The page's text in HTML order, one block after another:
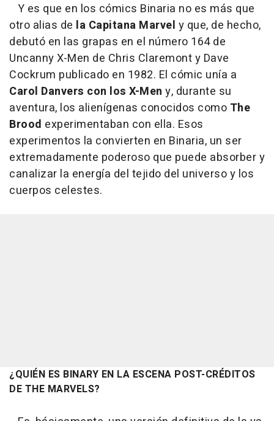
Y es que en los cómics Binaria no es más que
otro alias de la Capitana Marvel y que, de hecho,
debutó en las grapas en el número 164 de
Uncanny X-Men de Chris Claremont y Dave
Cockrum publicado en 1982. El cómic unía a
Carol Danvers con los X-Men y, durante su
aventura, los alienígenas conocidos como The
Brood experimentaban con ella. Esos
experimentos la convierten en Binaria, un ser
extremadamente poderoso que puede absorber y
canalizar la energía del tejido del universo y los
cuerpos celestes.
¿QUIÉN ES BINARY EN LA ESCENA POST-CRÉDITOS
DE THE MARVELS?